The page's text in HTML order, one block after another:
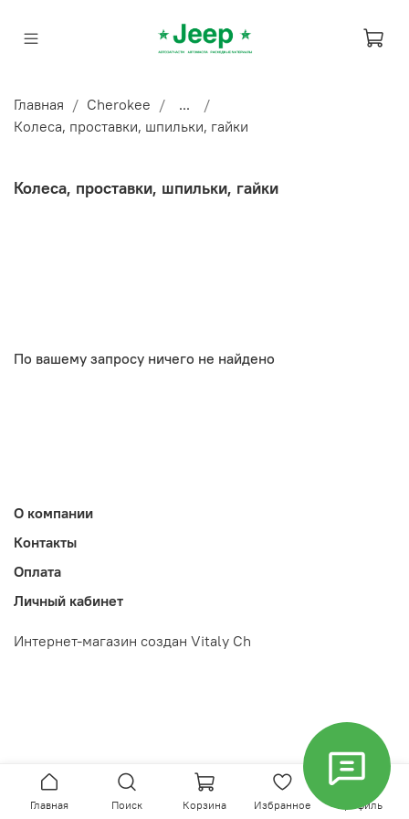
Главная Cherokee
...
Колеса, проставки, шпильки, гайки
Колеса, проставки, шпильки, гайки
По вашему запросу ничего не найдено
О компании
Контакты
Оплата
Личный кабинет
Интернет-магазин создан Vitaly Ch
Главная Поиск Корзина Избранное Профиль